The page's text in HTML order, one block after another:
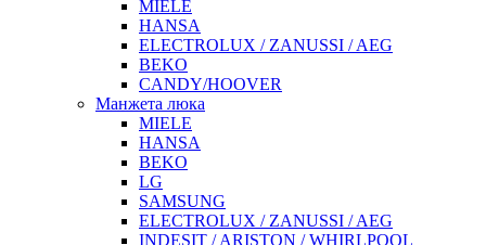
MIELE
HANSA
ELECTROLUX / ZANUSSI / AEG
BEKO
CANDY/HOOVER
Манжета люка
MIELE
HANSA
BEKO
LG
SAMSUNG
ELECTROLUX / ZANUSSI / AEG
INDESIT / ARISTON / WHIRLPOOL